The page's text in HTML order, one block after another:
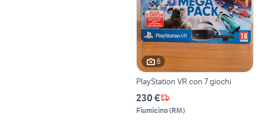
6
PlayStation VR con 7 giochi
230 €
Fiumicino(RM)